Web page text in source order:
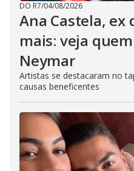
DO R7/04/08/2026
Ana Castela, ex
mais: veja
Neymar
Artistas se destacaram no
causas beneficentes